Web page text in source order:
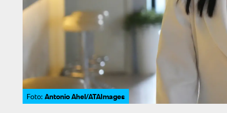
Foto: Antonio Ahel/ATAImages